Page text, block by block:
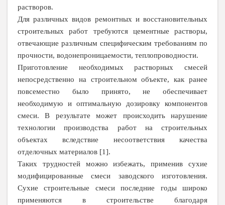
растворов.
Для различных видов ремонтных и восстановительных
строительных работ требуются цементные растворы,
отвечающие различным специфическим требованиям по
прочности, водонепроницаемости, теплопроводности.
Приготовление необходимых растворных смесей
непосредственно на строительном объекте, как ранее
повсеместно было принято, не обеспечивает
необходимую и оптимальную дозировку компонентов
смеси. В результате может происходить нарушение
технологии производства работ на строительных
объектах вследствие несоответствия качества
отделочных материалов [1].
Таких трудностей можно избежать, применив сухие
модифицированные смеси заводского изготовления.
Сухие строительные смеси последние годы широко
применяются в строительстве благодаря